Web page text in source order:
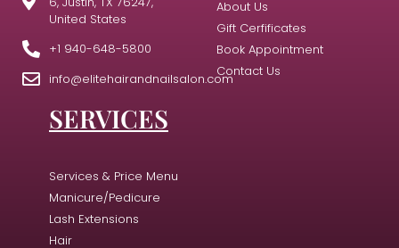
United States
+1 940-648-5800
info@elitehairandnailsalon.com
About Us
Gift Cerfificates
Book Appointment
Contact Us
SERVICES
Services & Price Menu
Manicure/Pedicure
Lash Extensions
Hair